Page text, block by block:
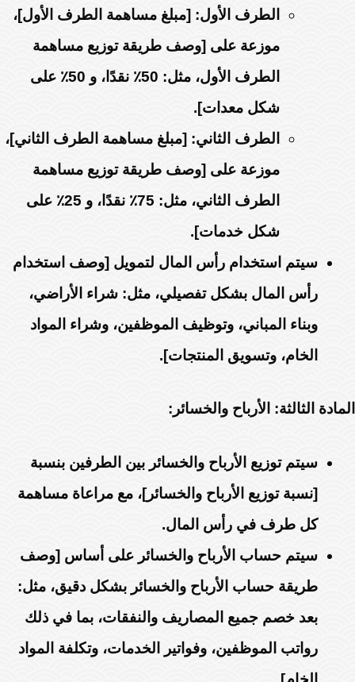
الطرف الأول: [مبلغ مساهمة الطرف الأول]،
موزعة على [وصف طريقة توزيع مساهمة
الطرف الأول، مثل: 50٪ نقدًا، و 50٪ على
شكل معدات].
الطرف الثاني: [مبلغ مساهمة الطرف الثاني]،
موزعة على [وصف طريقة توزيع مساهمة
الطرف الثاني، مثل: 75٪ نقدًا، و 25٪ على
شكل خدمات].
سيتم استخدام رأس المال لتمويل [وصف استخدام
رأس المال بشكل تفصيلي، مثل: شراء الأراضي،
وبناء المباني، وتوظيف الموظفين، وشراء المواد
الخام، وتسويق المنتجات].
المادة الثالثة: الأرباح والخسائر:
سيتم توزيع الأرباح والخسائر بين الطرفين بنسبة
[نسبة توزيع الأرباح والخسائر]، مع مراعاة مساهمة
كل طرف في رأس المال.
سيتم حساب الأرباح والخسائر على أساس [وصف
طريقة حساب الأرباح والخسائر بشكل دقيق، مثل:
بعد خصم جميع المصاريف والنفقات، بما في ذلك
رواتب الموظفين، وفواتير الخدمات، وتكلفة المواد